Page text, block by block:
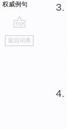
权威例句
go
top
返回词典